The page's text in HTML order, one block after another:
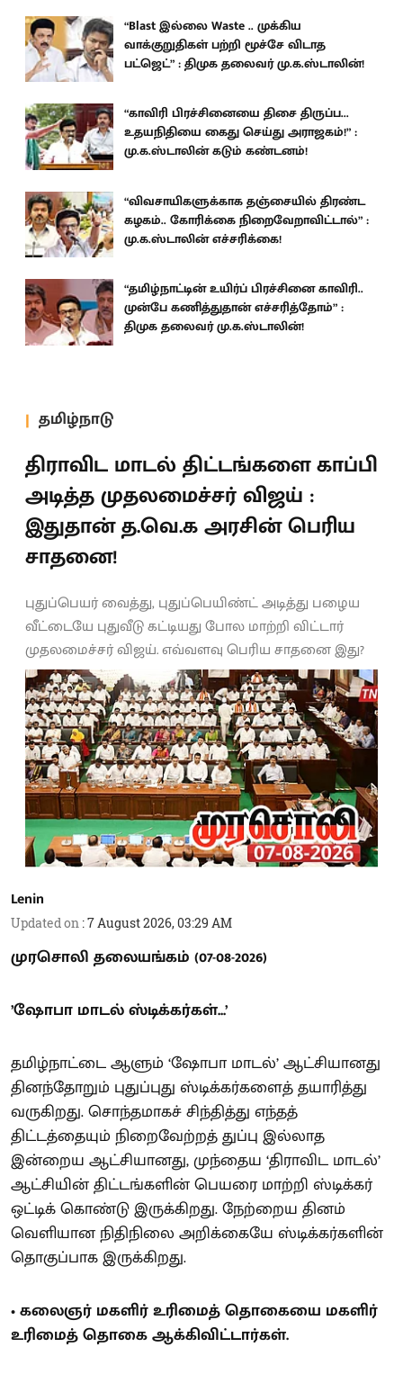
“Blast இல்லை Waste .. முக்கிய
வாக்குறுதிகள் பற்றி மூச்சே விடாத
பட்ஜெட்” : திமுக தலைவர் மு.க.ஸ்டாலின்!
“காவிரி பிரச்சினையை திசை திருப்ப...
உதயநிதியை கைது செய்து அராஜகம்!” :
மு.க.ஸ்டாலின் கடும் கண்டனம்!
“விவசாயிகளுக்காக தஞ்சையில் திரண்ட
கழகம்.. கோரிக்கை நிறைவேறாவிட்டால்” :
மு.க.ஸ்டாலின் எச்சரிக்கை!
“தமிழ்நாட்டின் உயிர்ப் பிரச்சினை காவிரி..
முன்பே கணித்துதான் எச்சரித்தோம்” :
திமுக தலைவர் மு.க.ஸ்டாலின்!
தமிழ்நாடு
திராவிட மாடல் திட்டங்களை காப்பி
அடித்த முதலமைச்சர் விஜய் :
இதுதான் த.வெ.க அரசின் பெரிய
சாதனை!
புதுப்பெயர் வைத்து, புதுப்பெயிண்ட் அடித்து பழைய
வீட்டையே புதுவீடு கட்டியது போல மாற்றி விட்டார்
முதலமைச்சர் விஜய். எவ்வளவு பெரிய சாதனை இது?
Lenin
Updated on :7 August 2026, 03:29 AM
முரசொலி தலையங்கம் (07-08-2026)
’ஷோபா மாடல் ஸ்டிக்கர்கள்...’
தமிழ்நாட்டை ஆளும் ‘ஷோபா மாடல்’ ஆட்சியானது
தினந்தோறும் புதுப்புது ஸ்டிக்கர்களைத் தயாரித்து
வருகிறது. சொந்தமாகச் சிந்தித்து எந்தத்
திட்டத்தையும் நிறைவேற்றத் துப்பு இல்லாத
இன்றைய ஆட்சியானது, முந்தைய ‘திராவிட மாடல்’
ஆட்சியின் திட்டங்களின் பெயரை மாற்றி ஸ்டிக்கர்
ஒட்டிக் கொண்டு இருக்கிறது. நேற்றைய தினம்
வெளியான நிதிநிலை அறிக்கையே ஸ்டிக்கர்களின்
தொகுப்பாக இருக்கிறது.
• கலைஞர் மகளிர் உரிமைத் தொகையை மகளிர்
உரிமைத் தொகை ஆக்கிவிட்டார்கள்.